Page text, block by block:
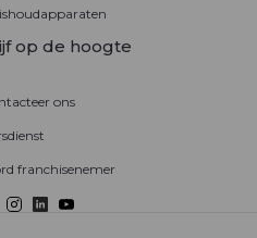
op de hoogte
ons
franchisenemer